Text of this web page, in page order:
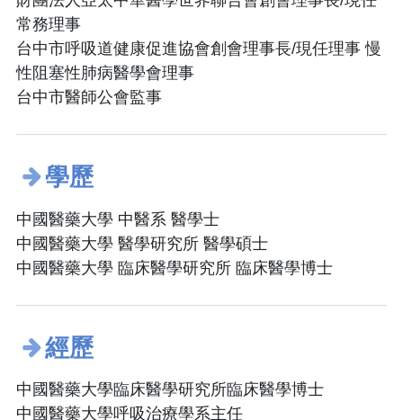
常務理事
台中市呼吸道健康促進協會創會理事長/現任理事 慢
性阻塞性肺病醫學會理事
台中市醫師公會監事
學歷
中國醫藥大學 中醫系 醫學士
中國醫藥大學 醫學研究所 醫學碩士
中國醫藥大學 臨床醫學研究所 臨床醫學博士
經歷
中國醫藥大學臨床醫學研究所臨床醫學博士
中國醫藥大學呼吸治療學系主任